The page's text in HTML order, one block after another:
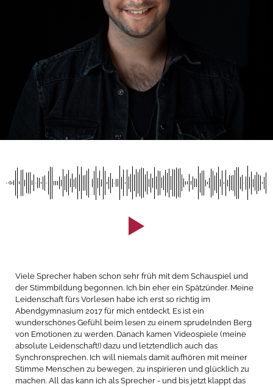
Viele Sprecher haben schon sehr früh mit dem Schauspiel und
der Stimmbildung begonnen. Ich bin eher ein Spätzünder. Meine
Leidenschaft fürs Vorlesen habe ich erst so richtig im
Abendgymnasium 2017 für mich entdeckt. Es ist ein
wunderschönes Gefühl beim lesen zu einem sprudelnden Berg
von Emotionen zu werden. Danach kamen Videospiele (meine
absolute Leidenschaft!) dazu und letztendlich auch das
Synchronsprechen. Ich will niemals damit aufhören mit meiner
Stimme Menschen zu bewegen, zu inspirieren und glücklich zu
machen. All das kann ich als Sprecher - und bis jetzt klappt das